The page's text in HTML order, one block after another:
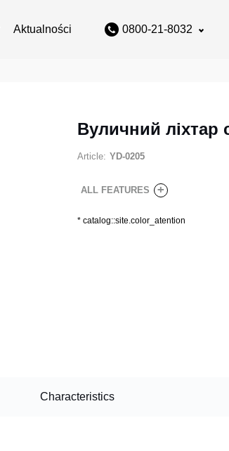
Aktualności 0800-21-8032
Вуличний ліхтар
Article: YD-0205
ALL FEATURES +
* catalog::site.color_atention
Characteristics